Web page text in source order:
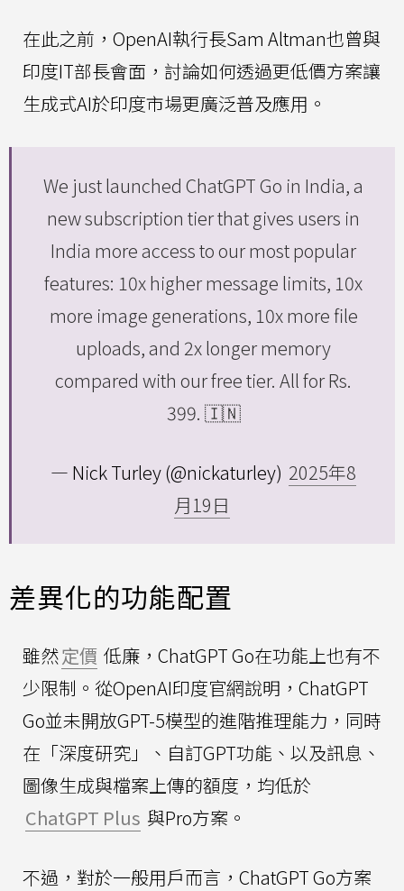
在此之前，OpenAI執行長Sam Altman也曾與
印度IT部長會面，討論如何透過更低價方案讓
生成式AI於印度市場更廣泛普及應用。
We just launched ChatGPT Go in India, a
new subscription tier that gives users in
India more access to our most popular
features: 10x higher message limits, 10x
more image generations, 10x more file
uploads, and 2x longer memory
compared with our free tier. All for Rs.
399. 🇮🇳
— Nick Turley (@nickaturley) 2025年8
月19日
差異化的功能配置
雖然定價 低廉，ChatGPT Go在功能上也有不
少限制。從OpenAI印度官網說明，ChatGPT
Go並未開放GPT-5模型的進階推理能力，同時
在「深度研究」、自訂GPT功能、以及訊息、
圖像生成與檔案上傳的額度，均低於
ChatGPT Plus 與Pro方案。
不過，對於一般用戶而言，ChatGPT Go方案